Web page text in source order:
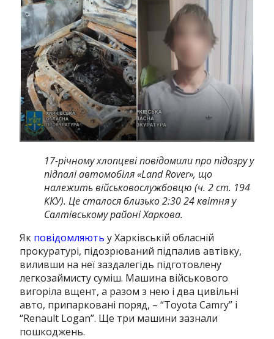
17-річному хлопцеві повідомили про підозру у
підпалі автомобіля «Land Rover», що
належить військовослужбовцю (ч. 2 ст. 194
ККУ). Це сталося близько 2:30 24 квітня у
Салтівському районі Харкова.
Як повідомляють у Харківській обласній
прокуратурі, підозрюваний підпалив автівку,
виливши на неї заздалегідь підготовлену
легкозаймисту суміш. Машина військового
вигоріла вщент, а разом з нею і два цивільні
авто, припарковані поряд, – “Toyota Camry” і
“Renault Logan”. Ще три машини зазнали
пошкоджень.